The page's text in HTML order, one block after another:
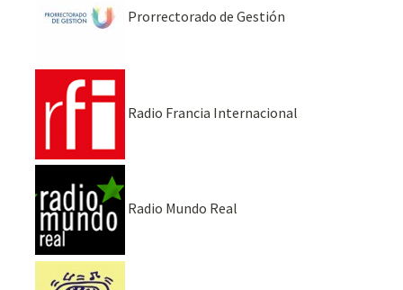
Prorrectorado de Gestión
Radio Francia Internacional
Radio Mundo Real